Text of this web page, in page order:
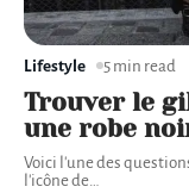
Trouver le
une robe
Voici l'une des
l'icône de
Lifestyle 5 min read